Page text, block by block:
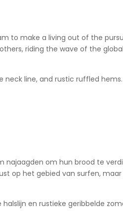
to make a living out of the
riding the wave of the
line, and rustic ruffled
najaagden om hun brood te
op het gebied van surfen, maar
en rustieke geribbelde